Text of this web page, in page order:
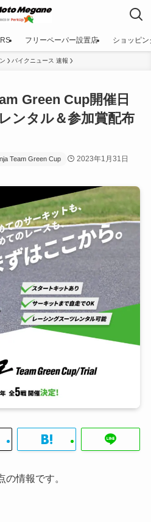
フリーペーパー設置店 ショッピン
バイクニュース 速報
Green Cup開催日
ンタル＆参加賞配布
Team Green Cup 2023年1月31日
情報です。